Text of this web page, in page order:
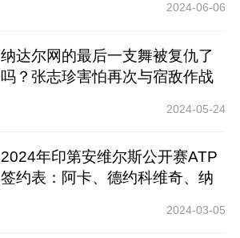
2024-06-06
纳达尔网的最后一支舞被复仇了
吗？张志珍害怕再次与宿敌作战
2024-05-24
2024年印第安维尔斯公开赛ATP
签约表：阿卡、德约科维奇、纳
2024-03-05